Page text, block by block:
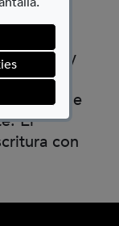
en ventana
deja
acerca y
o
se vale
El
con